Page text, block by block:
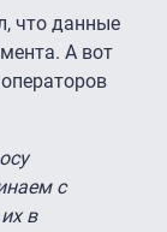
что данные
А вот
с
в